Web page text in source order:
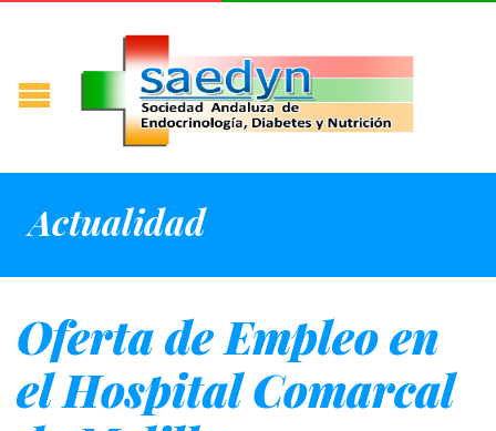
Actualidad
Oferta de Empleo en
el Hospital Comarcal